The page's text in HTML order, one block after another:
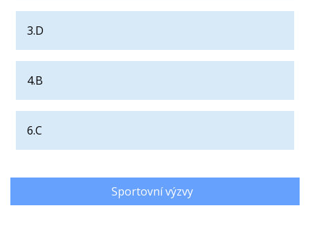
3.D
4.B
6.C
Sportovní výzvy